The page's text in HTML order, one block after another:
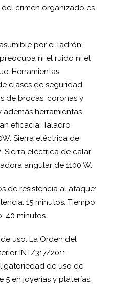
crimen organizado es
por el ladrón:
ni el ruido ni el
Herramientas
clases de seguridad
de brocas, coronas y
además herramientas
eficacia: Taladro
Sierra eléctrica de
Sierra eléctrica de calar
angular de 1100 W.
de resistencia al ataque:
15 minutos. Tiempo
40 minutos.
uso: La Orden del
INT/317/2011
de uso de
5 en joyerías y platerías,